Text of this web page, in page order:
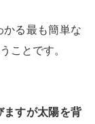
かる最も簡単な
ことです。
ますが太陽を背